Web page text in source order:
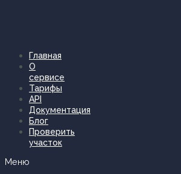
Главная
О
сервисе
Тарифы
API
Документация
Блог
Проверить
участок
Меню